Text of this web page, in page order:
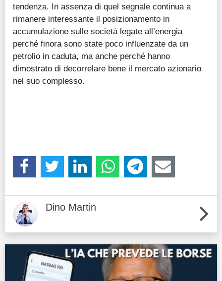
tendenza. In assenza di quel segnale continua a
rimanere interessante il posizionamento in
accumulazione sulle società legate all’energia
perché finora sono state poco influenzate da un
petrolio in caduta, ma anche perché hanno
dimostrato di decorrelare bene il mercato azionario
nel suo complesso.
Dino Martin